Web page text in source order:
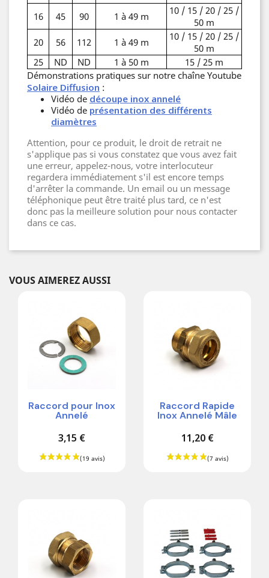
16
45 90 1 à 49 m
10 / 15 / 20 / 25 /
50 m
20
56 112 1 à 49 m
10 / 15 / 20 / 25 /
50 m
25
ND ND 1 à 50 m
15 / 25 m
Démonstrations pratiques sur notre chaîne Youtube
Solaire Diffusion :
Vidéo de découpe inox annelé
Vidéo de présentation des différents
diamètres
Attention, pour ce produit, le droit de retrait ne
s'applique pas si vous constatez que vous avez fait
une erreur, appelez-nous, votre interlocuteur
regardera immédiatement s'il est encore temps
d'arrêter la commande. Un email ou un message
téléphonique peut être traité plus tard, ce n'est
donc pas la meilleure solution pour nous contacter
dans ce cas.
VOUS AIMEREZ AUSSI
Raccord pour Inox
Annelé
3,15 €
Raccord Rapide
Inox Annelé Mâle
11,20 €